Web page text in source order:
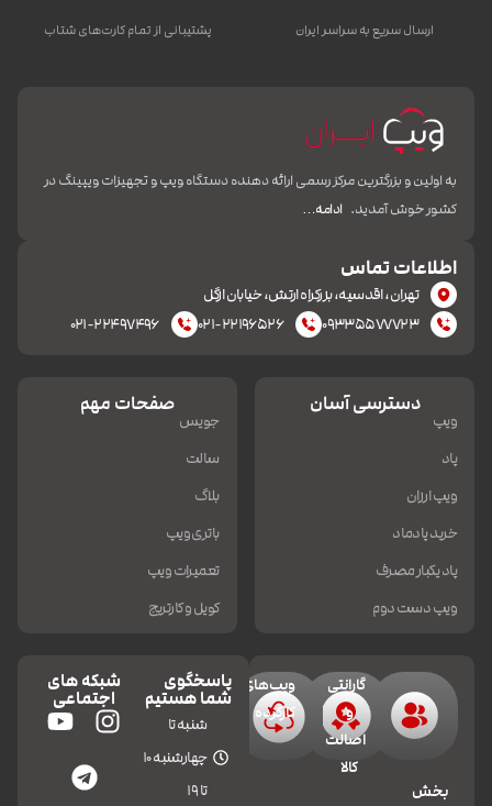
ارسال سریع به سراسر ایران پشتیبانی از تمام کارت‌های شتاب
به اولین و بزرگترین مرکز رسمی ارائه دهنده دستگاه ویپ و تجهیزات ویپینگ در
کشور خوش آمدید. ادامه…
اطلاعات تماس
تهران، اقدسیه، بزرکراه ارتش، خیابان ازگل
۰۹۳۳۵۵۷۷۷۲۳
۰۲۱-۲۲۱۹۶۵۲۶ ۰۲۱-۲۲۴۹۷۴۹۶
دسترسی آسان
ویپ
پاد
ویپ ارزان
خرید پادماد
پاد یکبار مصرف
ویپ دست دوم
صفحات مهم
جویس
سالت
بلاگ
باتری ویپ
تعمیرات ویپ
کویل و کارتریج
بخش
گارانتی
و
اصالت
کالا
ویپ‌های
کارکرده
پاسخگوی
شما هستیم
شنبه تا
چهارشنبه 10
تا 19
شبکه های
اجتماعی